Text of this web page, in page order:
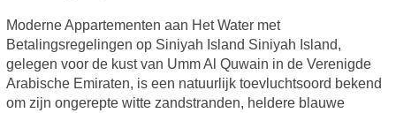
Moderne Appartementen aan Het Water met
Betalingsregelingen op Siniyah Island Siniyah Island,
gelegen voor de kust van Umm Al Quwain in de Verenigde
Arabische Emiraten, is een natuurlijk toevluchtsoord bekend
om zijn ongerepte witte zandstranden, heldere blauwe